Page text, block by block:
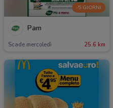
-5 GIORNI
Pam
Scade mercoledì 25.6 km